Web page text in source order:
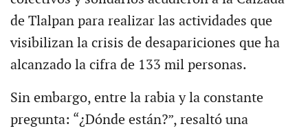
de Tlalpan para realizar las actividades que
visibilizan la crisis de desapariciones que ha
alcanzado la cifra de 133 mil personas.
Sin embargo, entre la rabia y la constante
pregunta: “¿Dónde están?”, resaltó una